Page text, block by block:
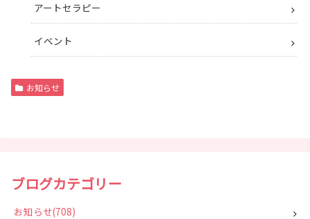
アートセラピー
イベント
お知らせ
ブログカテゴリー
お知らせ 708